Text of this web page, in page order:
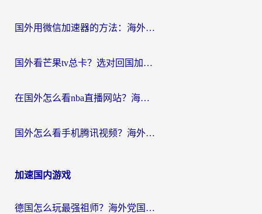
国外用微信加速器的方法：海外党无缝连接国内生活的实用指南
国外看芒果tv总卡？选对回国加速器，轻松追《浪姐》不费劲
在国外怎么看nba直播网站？海外党专属体育观赛指南，告别地区限制！
国外怎么看手机腾讯视频？海外党亲测有效的追剧加速器选择指南
加速国内游戏
德国怎么玩最强祖师？海外党国服游戏加速器选择全攻略（附宝可梦Online实测）